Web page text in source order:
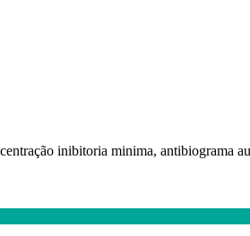
inibitoria minima, antibiograma